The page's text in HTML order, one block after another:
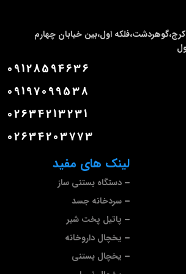
لینک های مفید
دستگاه بستنی ساز
سردخانه جسد
پاتیل پخت شیر
یخچال داروخانه
یخچال بستنی
کرج،گوهردشت،فلکه اول،بین خیابان چهارم
09128594636
09197099538
02634213231
02634203773